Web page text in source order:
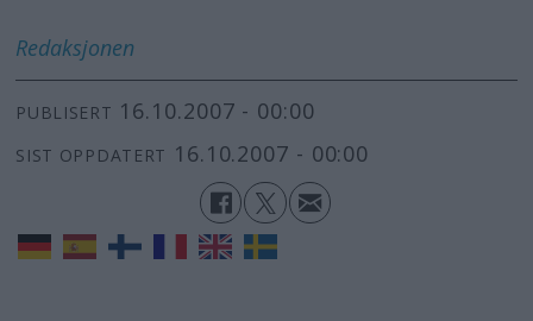
Redaksjonen
PUBLISERT 16.10.2007 - 00:00
SIST OPPDATERT 16.10.2007 - 00:00